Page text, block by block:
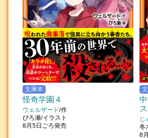
文庫本
怪奇学園４
ウェルザード/作
ぴろ瀬/イラスト
8月5日ごろ発売
じ
冬
8